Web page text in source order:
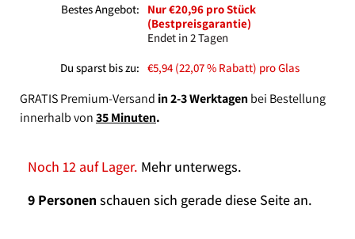
Bestes Angebot:
Nur €20,96 pro Stück
(Bestpreisgarantie)
Endet in 2 Tagen
Du sparst bis zu: €5,94 (22,07 % Rabatt) pro Glas
GRATIS Premium-Versand in 2-3 Werktagenbei Bestellung
innerhalb von35 Minuten.
Noch 12 auf Lager. Mehr unterwegs.
9 Personenschauen sich gerade diese Seite an.